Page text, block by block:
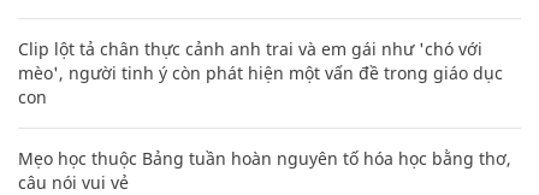
Clip lột tả chân thực cảnh anh trai và em gái như 'chó với
mèo', người tinh ý còn phát hiện một vấn đề trong giáo dục
con
Mẹo học thuộc Bảng tuần hoàn nguyên tố hóa học bằng thơ,
câu nói vui vẻ